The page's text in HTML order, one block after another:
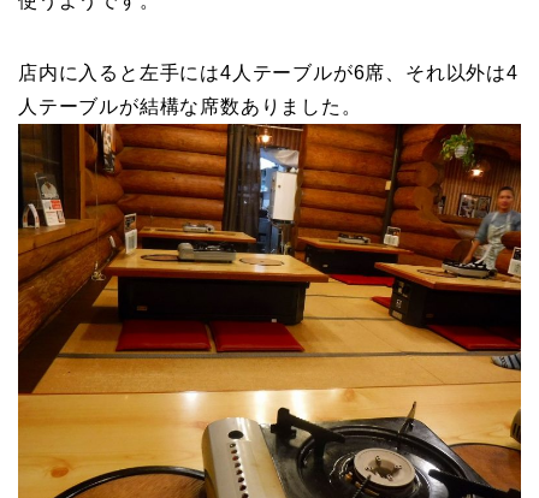
店内に入ると左手には4人テーブルが6席、それ以外は4
人テーブルが結構な席数ありました。